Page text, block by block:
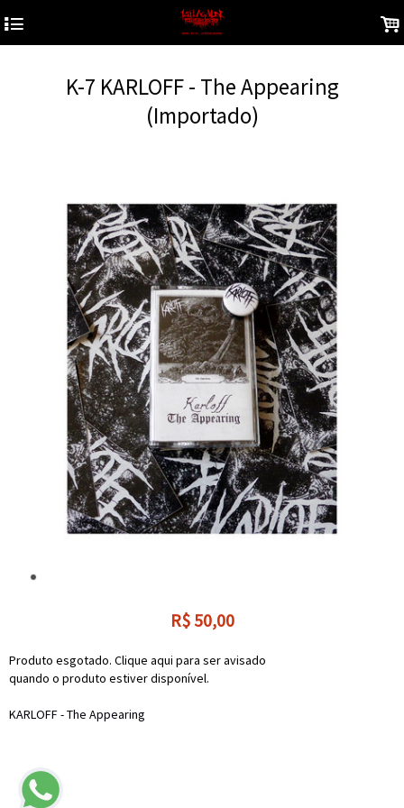
4 .
K-7 KARLOFF - The Appearing
(Importado)
R$50,00
Produto esgotado. Clique aqui para ser avisado
quando o produto estiver disponível.
KARLOFF - The Appearing